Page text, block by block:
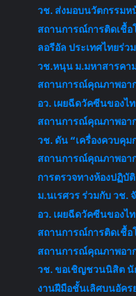
วช. ส่งมอบนวัตกรรมห
สถานการณ์การติดเชื้
ลอรีอัล ประเทศไทยร่ว
วช.หนุน ม.มหาสารคา
สถานการณ์คุณภาพอา
อว. เผยฉีดวัคซีนของ
สถานการณ์คุณภาพอา
วช. ดัน “เครื่องควบคุม
สถานการณ์คุณภาพอา
การตรวจทางห้องปฏิบั
ม.นเรศวร ร่วมกับ วช.
อว. เผยฉีดวัคซีนของไ
สถานการณ์การติดเชื้
สถานการณ์คุณภาพอา
วช. ขอเชิญชวนนิสิต นั
งานฝีมือชั้นเลิศบนอัค